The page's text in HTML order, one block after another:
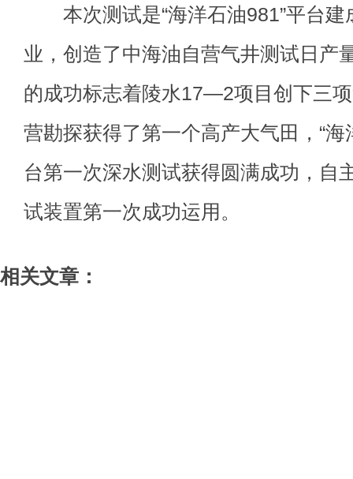
本次测试是“海洋石油981”平台建
业，创造了中海油自营气井测试日产
的成功标志着陵水17—2项目创下三项
营勘探获得了第一个高产大气田，“海
台第一次深水测试获得圆满成功，自
试装置第一次成功运用。
相关文章：